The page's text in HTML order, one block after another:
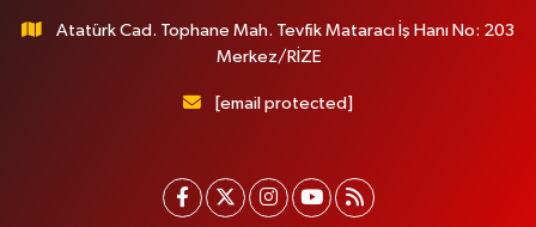
Atatürk Cad. Tophane Mah. Tevfik Mataracı İş Hanı No: 203
Merkez/RİZE
[email protected]